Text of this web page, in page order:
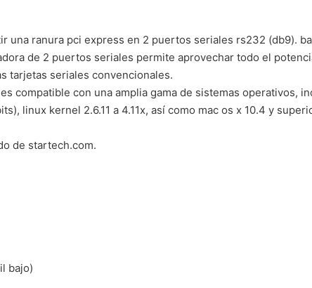
ranura pci express en 2 puertos seriales rs232 (db9).
de 2 puertos seriales permite aprovechar todo el
tarjetas seriales convencionales.
compatible con una amplia gama de sistemas operativos,
linux kernel 2.6.11 a 4.11x, así como mac os x 10.4 y
de startech.com.
bajo)